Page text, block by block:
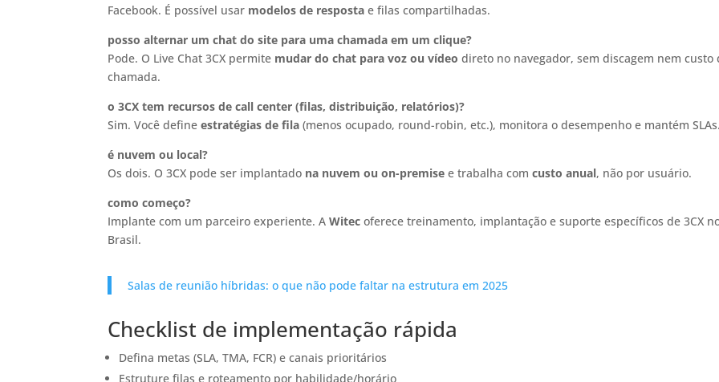
Facebook. É possível usar modelos de resposta e filas compartilhadas.
posso alternar um chat do site para uma chamada em um clique?
Pode. O Live Chat 3CX permite mudar do chat para voz ou vídeo direto no navegador, sem discagem nem custo
chamada.
o 3CX tem recursos de call center (filas, distribuição, relatórios)?
Sim. Você defineestratégias de fila (menos ocupado, round-robin, etc.), monitora o desempenho e mantém
é nuvem ou local?
Os dois. O 3CX pode ser implantado na nuvem ou on-premise e trabalha comcusto anual, não por usuário.
como começo?
Implante com um parceiro experiente. AWitec oferece treinamento, implantação e suporte específicos de 3CX
Brasil.
Salas de reunião híbridas: o que não pode faltar na estrutura em 2025
Checklist de implementação rápida
Defina metas (SLA, TMA, FCR) e canais prioritários
Estruture filas e roteamento por habilidade/horário